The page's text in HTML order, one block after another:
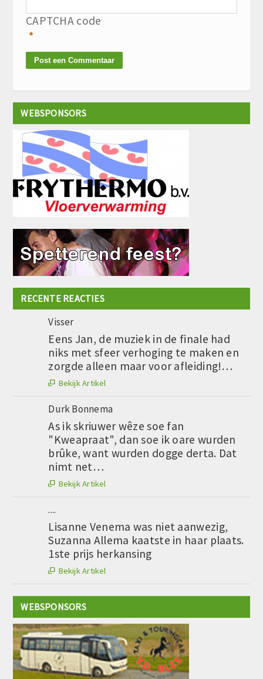
CAPTCHA code
*
WEBSPONSORS
RECENTE REACTIES
Visser
Eens Jan, de muziek in de finale had
niks met sfeer verhoging te maken en
zorgde alleen maar voor afleiding!…
 Bekijk Artikel
Durk Bonnema
As ik skriuwer wêze soe fan
"Kweapraat", dan soe ik oare wurden
brûke, want wurden dogge derta. Dat
nimt net…
 Bekijk Artikel
....
Lisanne Venema was niet aanwezig,
Suzanna Allema kaatste in haar plaats.
1ste prijs herkansing
 Bekijk Artikel
WEBSPONSORS